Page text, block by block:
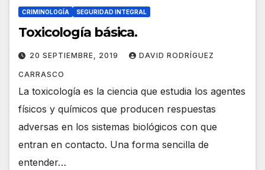
CRIMINOLOGÍA SEGURIDAD INTEGRAL
Toxicología básica.
20 SEPTIEMBRE, 2019 DAVID RODRÍGUEZ
CARRASCO
La toxicología es la ciencia que estudia los agentes
físicos y químicos que producen respuestas
adversas en los sistemas biológicos con que
entran en contacto. Una forma sencilla de
entender…